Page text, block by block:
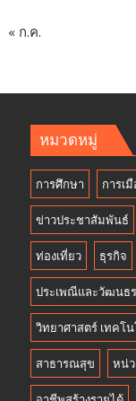
« ก.ค.
หมวดหมู่
การศึกษา การเ
ข่าวประชาสัมพันธ์
ท่องเที่ยว ธุรกิจ
ประเพณีและวัฒนธ
วิทยาศาสตร์ เทคโ
สาธารณสุข หน่